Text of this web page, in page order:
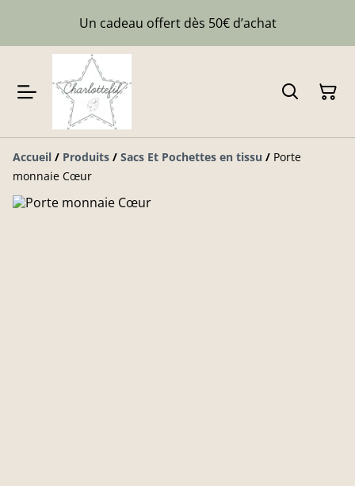
Un cadeau offert dès 50€ d’achat
Accueil / Produits / Sacs Et Pochettes en tissu / Porte
monnaie Cœur